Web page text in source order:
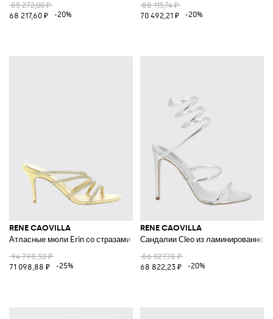
85 272,00 ₽
68 217,60 ₽
-20%
88 115,74 ₽
70 492,21 ₽
-20%
RENE CAOVILLA
Атласные мюли Erin со стразами
94 798,50 ₽
71 098,88 ₽
-25%
RENE CAOVILLA
Сандалии Cleo из ламинированной
86 027,78 ₽
68 822,23 ₽
-20%